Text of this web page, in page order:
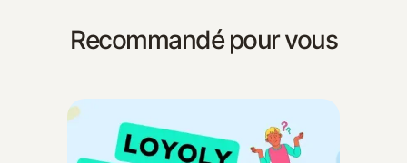
Recommandé pour vous